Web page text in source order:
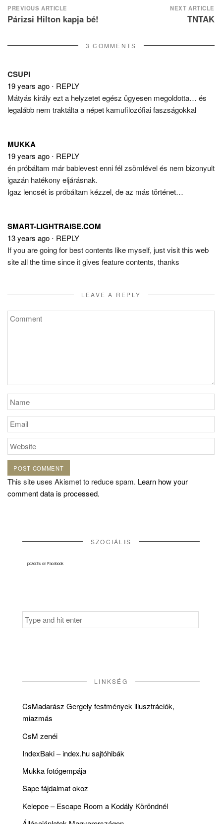
Post
navigation
PREVIOUS ARTICLE
Párizsi Hilton kapja bé!
NEXT ARTICLE
TNTAK
3 COMMENTS
CSUPI
19 years ago ⋅ REPLY
Mátyás király ezt a helyzetet egész ügyesen megoldotta… és
legalább nem traktálta a népet kamufilozófiai faszságokkal
MUKKA
19 years ago ⋅ REPLY
én próbáltam már bablevest enni fél zsömlével és nem bizonyult
igazán hatékony eljárásnak.
Igaz lencsét is próbáltam kézzel, de az más történet…
SMART-LIGHTRAISE.COM
13 years ago ⋅ REPLY
If you are going for best contents like myself, just visit this web
site all the time since it gives feature contents, thanks
LEAVE A REPLY
This site uses Akismet to reduce spam. Learn how your
comment data is processed.
SZOCIÁLIS
pozor.huon Facebook
Search
for:
LINKSÉG
CsMadarász Gergely festmények illusztrációk,
miazmás
CsM zenéi
IndexBaki – index.hu sajtóhibák
Mukka fotógempája
Sape fájdalmat okoz
Kelepce – Escape Room a Kodály Köröndnél